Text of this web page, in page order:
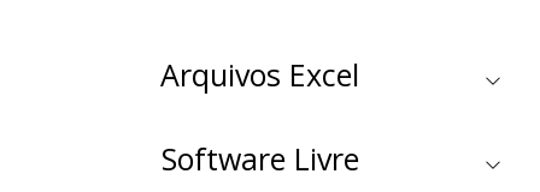
Arquivos Excel
Software Livre